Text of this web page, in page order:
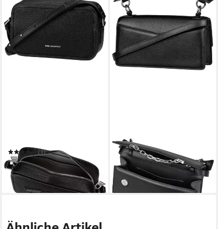
(1)
155,90 € UVP179,00 €
-13%
in 3-4 Werktagen bei dir
Grainy
231,99 € UVP299,00 €
-22%
in 3-4 Werktagen bei dir